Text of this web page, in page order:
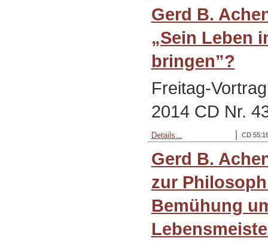
Gerd B.
„Sein Leben
bringen”?
Freitag-
2014 CD Nr.
CD
Details...
Gerd B.
zur
Bemühung